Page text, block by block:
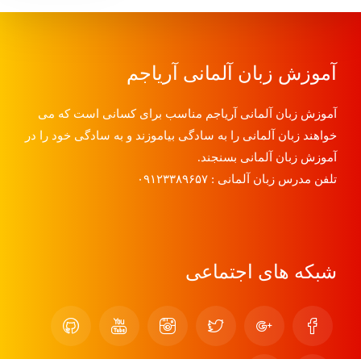
آموزش زبان آلمانی آریاجم
آموزش زبان آلمانی آریاجم مناسب برای کسانی است که می
خواهند زبان آلمانی را به سادگی بیاموزند و به سادگی خود را در
آموزش زبان آلمانی بسنجند.
تلفن مدرس زبان آلمانی : ۰۹۱۲۳۳۸۹۶۵۷
شبکه های اجتماعی